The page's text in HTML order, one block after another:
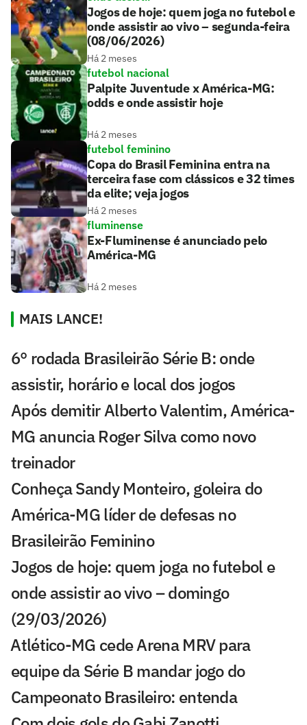
Jogos de hoje: quem joga no futebol e
onde assistir ao vivo – segunda-feira
(08/06/2026)
Há 2 meses
futebol nacional
Palpite Juventude x América-MG:
odds e onde assistir hoje
Há 2 meses
futebol feminino
Copa do Brasil Feminina entra na
terceira fase com clássicos e 32 times
da elite; veja jogos
Há 2 meses
fluminense
Ex-Fluminense é anunciado pelo
América-MG
Há 2 meses
MAIS LANCE!
6° rodada Brasileirão Série B: onde
assistir, horário e local dos jogos
Após demitir Alberto Valentim, América-
MG anuncia Roger Silva como novo
treinador
Conheça Sandy Monteiro, goleira do
América-MG líder de defesas no
Brasileirão Feminino
Jogos de hoje: quem joga no futebol e
onde assistir ao vivo – domingo
(29/03/2026)
⁠Atlético-MG cede Arena MRV para
equipe da Série B mandar jogo do
Campeonato Brasileiro: entenda